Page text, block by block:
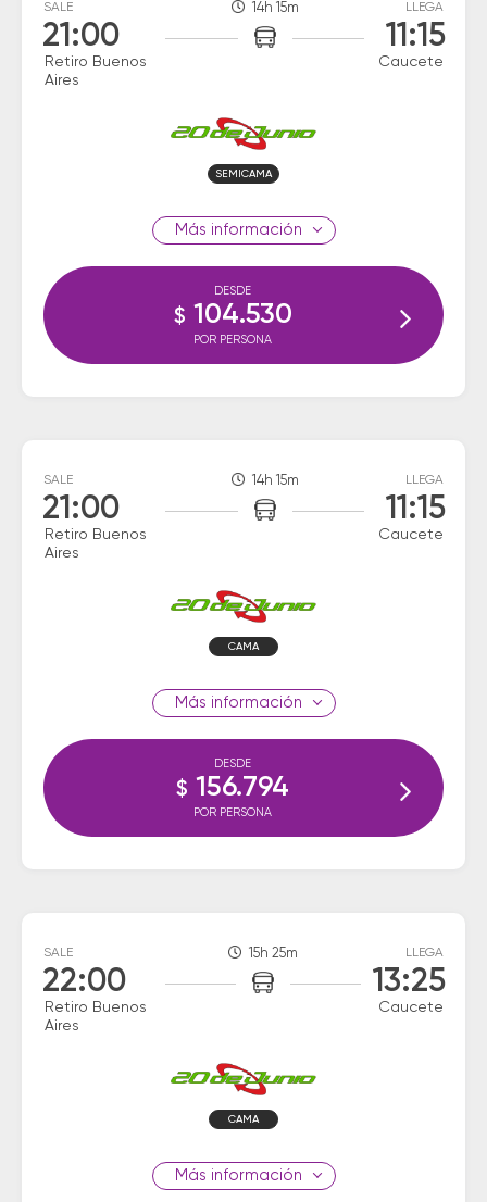
SALE
21:00
Retiro Buenos
Aires
14h 15m LLEGA
11:15
Caucete
SEMICAMA
información
DESDE
$ 104.530
POR PERSONA
SALE
21:00
Retiro Buenos
Aires
14h 15m LLEGA
11:15
Caucete
CAMA
información
DESDE
$ 156.794
POR PERSONA
SALE
22:00
Retiro Buenos
Aires
15h 25m LLEGA
13:25
Caucete
CAMA
información